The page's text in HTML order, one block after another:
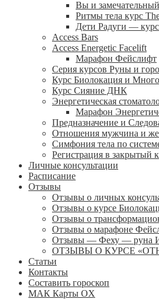
Вы и
Ритмы тела курс
Дети Радуги —
Access Bars
Access Energetic Facelift
Марафон Фейслифт
Серия курсов Руны и
Курс Биолокация и
Курс Сияние ДНК
Энергетическая
Марафон
Предназначение и
Отношения мужчина и
Симфония тела по
Регистрация в закрытый
Личные консультации
Расписание
Отзывы
Отзывы о личных
Отзывы о курсе
Отзывы о
Отзывы о марафоне
Отзывы — Феху — руна
ОТЗЫВЫ О КУРСЕ
Статьи
Контакты
Составить гороскоп
МАК Карты OХ